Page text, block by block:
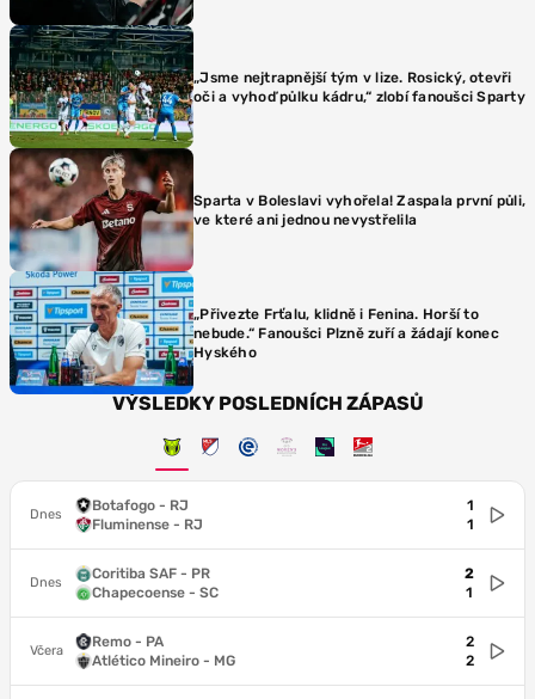
„Jsme nejtrapnější tým v lize. Rosický, otevři
oči a vyhoď půlku kádru,“ zlobí fanoušci Sparty
Sparta v Boleslavi vyhořela! Zaspala první půli,
ve které ani jednou nevystřelila
„Přivezte Frťalu, klidně i Fenina. Horší to
nebude.“ Fanoušci Plzně zuří a žádají konec
Hyského
VÝSLEDKY POSLEDNÍCH ZÁPASŮ
Dnes
Botafogo - RJ
Fluminense - RJ
1
1
Dnes
Coritiba SAF - PR
Chapecoense - SC
2
1
Včera
Remo - PA
Atlético Mineiro - MG
2
2